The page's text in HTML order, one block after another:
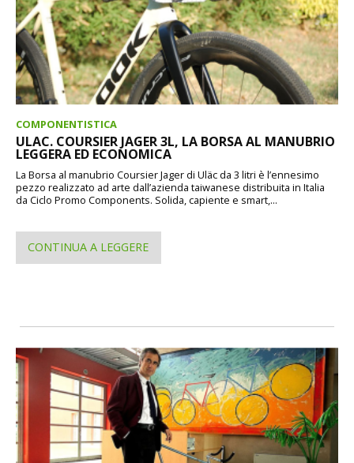
COMPONENTISTICA
ULAC. COURSIER JAGER 3L, LA BORSA AL MANUBRIO
LEGGERA ED ECONOMICA
La Borsa al manubrio Coursier Jager di Uläc da 3 litri è l’ennesimo
pezzo realizzato ad arte dall’azienda taiwanese distribuita in Italia
da Ciclo Promo Components. Solida, capiente e smart,...
CONTINUA A LEGGERE